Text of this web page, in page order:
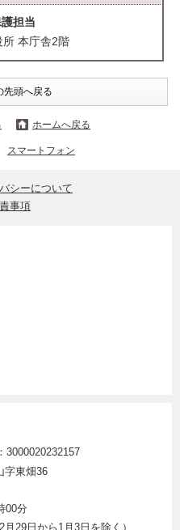
担当
本庁舎2階
先頭へ戻る
ホームへ戻る
スマートフォン
シーについて
事項
字東畑36
00分
29日から1月3日を除く）